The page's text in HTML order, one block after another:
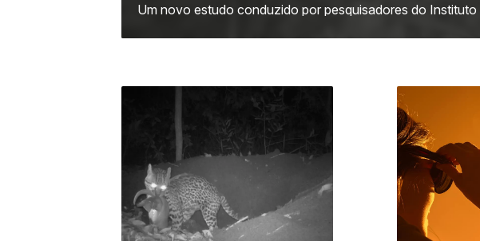
revelou que os filhotes de tatu-
Na próxima quarta-feira (12), acontece um